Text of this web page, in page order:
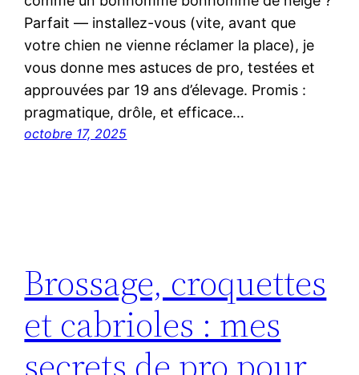
Parfait — installez-vous (vite, avant que
votre chien ne vienne réclamer la place), je
vous donne mes astuces de pro, testées et
approuvées par 19 ans d’élevage. Promis :
pragmatique, drôle, et efficace…
octobre 17, 2025
Brossage, croquettes
et cabrioles : mes